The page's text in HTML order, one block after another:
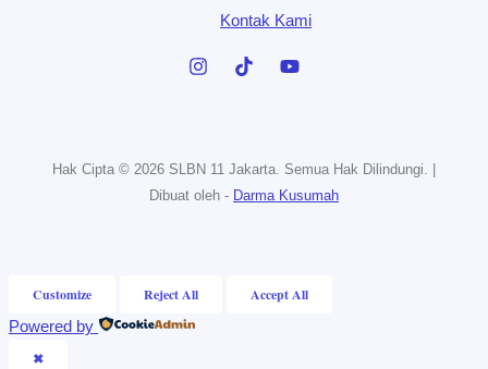
Kontak Kami
Hak Cipta © 2026 SLBN 11 Jakarta. Semua Hak Dilindungi. |
Dibuat oleh - Darma Kusumah
Customize Reject All Accept All
Powered by
✖